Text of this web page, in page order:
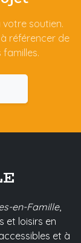
soutien.
référencer de
en-Famille,
et loisirs en
et à